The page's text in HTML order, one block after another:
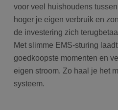
voor veel huishoudens
hoger je eigen verbruik en
de investering zich
Met slimme EMS-sturing
goedkoopste momenten en
eigen stroom. Zo haal je het
systeem.